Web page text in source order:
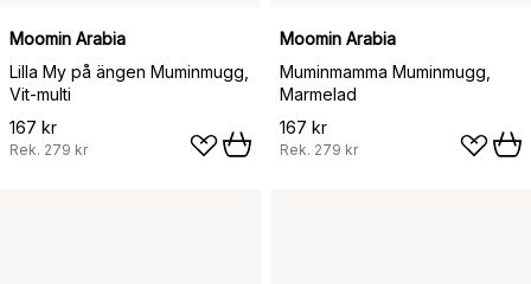
Moomin Arabia
Lilla My på ängen Muminmugg,
Vit-multi
167 kr
Rek. 279 kr
Moomin Arabia
Muminmamma Muminmugg,
Marmelad
167 kr
Rek. 279 kr